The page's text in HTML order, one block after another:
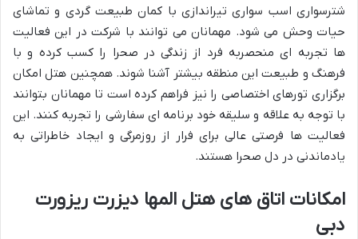
شترسواری اسب سواری تیراندازی با کمان طبیعت گردی و تماشای
حیات وحش می شود. مهمانان می توانند با شرکت در این فعالیت
ها تجربه ای منحصربه فرد از زندگی در صحرا را کسب کرده و با
فرهنگ و طبیعت این منطقه بیشتر آشنا شوند. همچنین هتل امکان
برگزاری تورهای اختصاصی را نیز فراهم کرده است تا مهمانان بتوانند
با توجه به علاقه و سلیقه خود برنامه ای سفارشی را تجربه کنند. این
فعالیت ها فرصتی عالی برای فرار از روزمرگی و ایجاد خاطراتی به
یادماندنی در دل صحرا هستند.
امکانات اتاق های هتل المها دیزرت ریزورت
دبی